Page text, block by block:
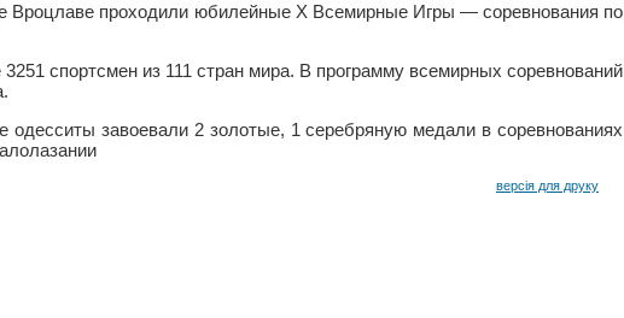
Вроцлаве проходили юбилейные Х Всемирные Игры — соревнования по
спортсмен из 111 стран мира. В программу всемирных соревнований
завоевали 2 золотые, 1 серебряную медали в соревнованиях
версія для друку